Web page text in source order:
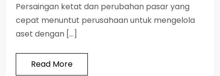
Persaingan ketat dan perubahan pasar yang
cepat menuntut perusahaan untuk mengelola
aset dengan […]
Read More